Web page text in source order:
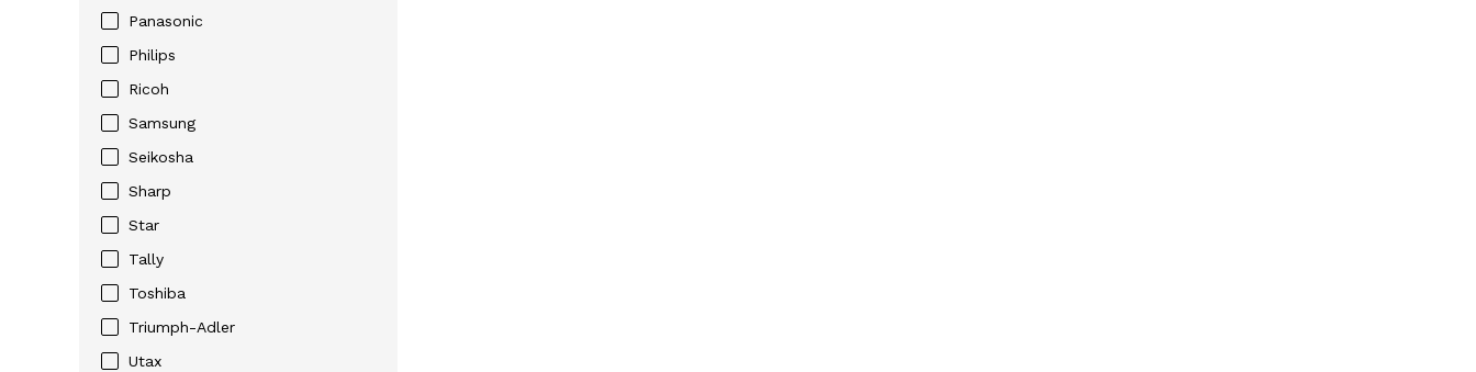
Panasonic
Philips
Ricoh
Samsung
Seikosha
Sharp
Star
Tally
Toshiba
Triumph-Adler
Utax